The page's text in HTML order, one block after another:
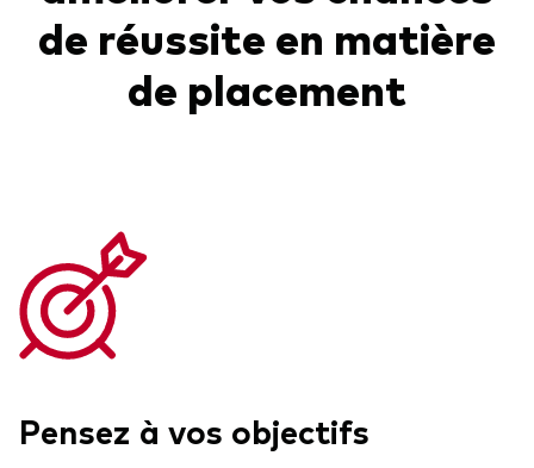
de réussite en matière
de placement
Pensez à vos objectifs